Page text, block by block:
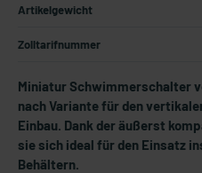
Artikelgewicht
Zolltarifnummer
Miniatur Schwimmerschalter
nach Variante für den
Einbau. Dank der äußerst
sie sich ideal für den Einsatz
Behältern.